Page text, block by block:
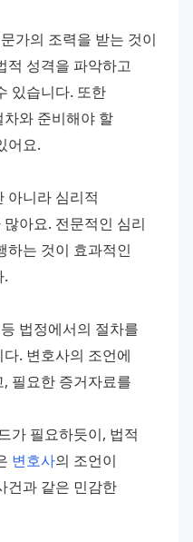
가의 조력을 받는 것이
적 성격을 파악하고
있습니다. 또한
와 준비해야 할
어요.
아니라 심리적
아요. 전문적인 심리
하는 것이 효과적인
.
법정에서의 절차를
. 변호사의 조언에
필요한 증거자료를
가 필요하듯이, 법적
변호사의 조언이
건과 같은 민감한